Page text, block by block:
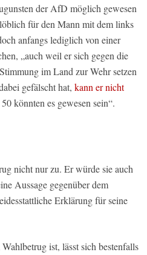
der AfD möglich gewesen
für den Mann mit dem links
anfangs lediglich von einer
„auch weil er sich gegen die
im Land zur Wehr setzen
gefälscht hat, kann er nicht
könnten es gewesen sein“.
nicht nur zu. Er würde sie auch
Aussage gegenüber dem
Erklärung für seine
ist, lässt sich bestenfalls